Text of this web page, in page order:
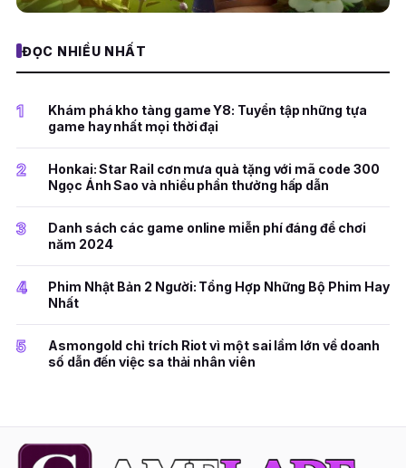
ĐỌC NHIỀU NHẤT
1
Khám phá kho tàng game Y8: Tuyển tập những tựa
game hay nhất mọi thời đại
2
Honkai: Star Rail cơn mưa quà tặng với mã code 300
Ngọc Ánh Sao và nhiều phần thưởng hấp dẫn
3
Danh sách các game online miễn phí đáng để chơi
năm 2024
4
Phim Nhật Bản 2 Người: Tổng Hợp Những Bộ Phim Hay
Nhất
5
Asmongold chỉ trích Riot vì một sai lầm lớn về doanh
số dẫn đến việc sa thải nhân viên